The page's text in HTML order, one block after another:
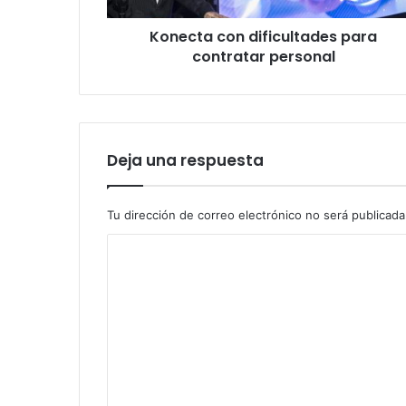
Konecta con dificultades para
contratar personal
Deja una respuesta
Tu dirección de correo electrónico no será